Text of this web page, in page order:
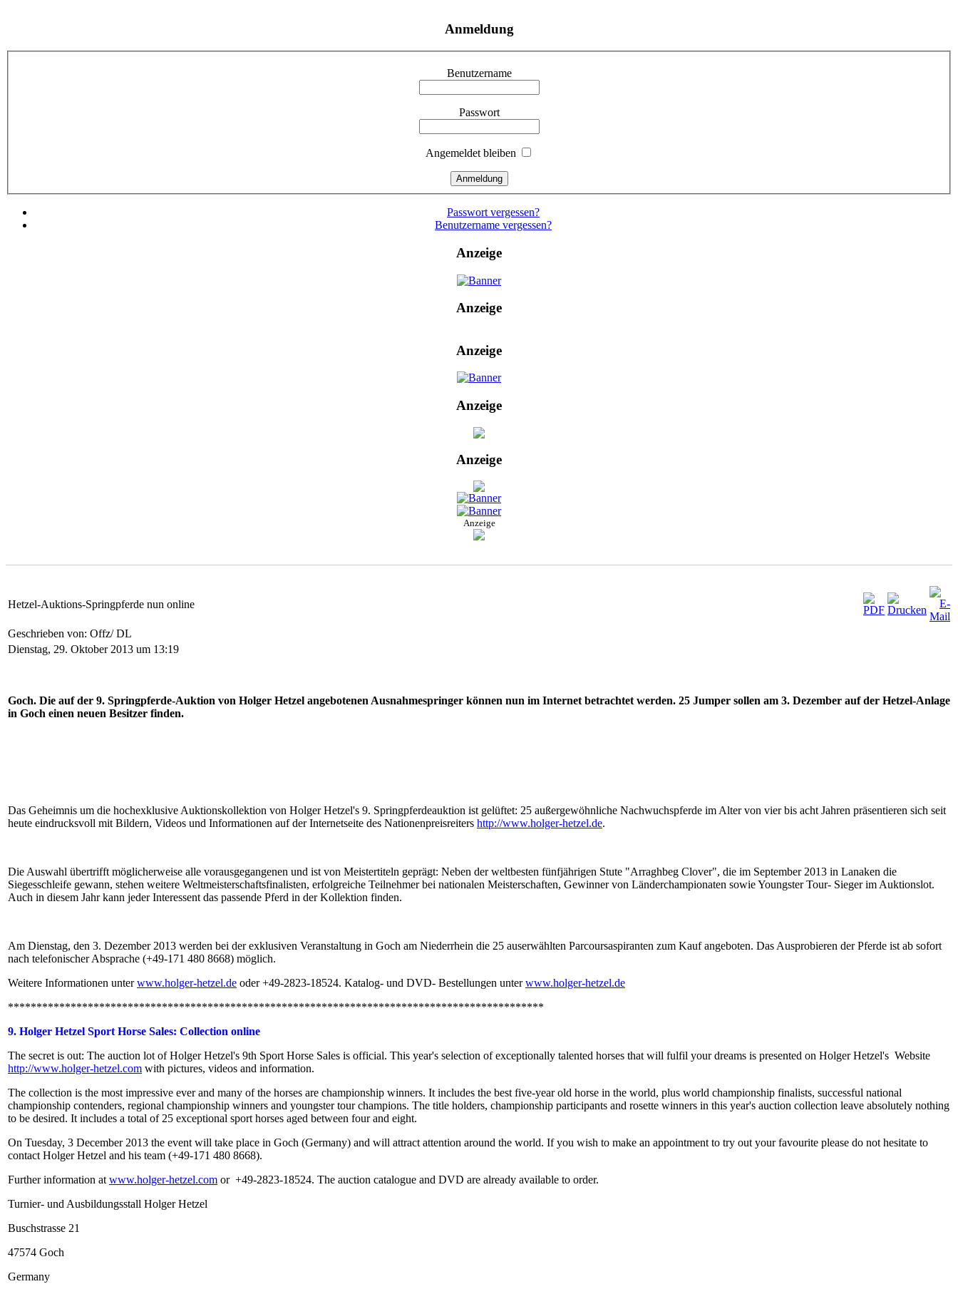
Anmeldung
Benutzername
Passwort
Angemeldet bleiben
Passwort vergessen?
Benutzername vergessen?
Anzeige
Anzeige
Anzeige
Anzeige
Anzeige
Anzeige
Hetzel-Auktions-Springpferde nun online
Geschrieben von: Offz/ DL
Dienstag, 29. Oktober 2013 um 13:19
Goch. Die auf der 9. Springpferde-Auktion von Holger Hetzel angebotenen Ausnahmespringer können nun im Internet betrachtet werden. 25 Jumper sollen am 3. Dezember auf der Hetzel-Anlage
in Goch einen neuen Besitzer finden.
Das Geheimnis um die hochexklusive Auktionskollektion von Holger Hetzel's 9. Springpferdeauktion ist gelüftet: 25 außergewöhnliche Nachwuchspferde im Alter von vier bis acht Jahren präsentieren sich seit
heute eindrucksvoll mit Bildern, Videos und Informationen auf der Internetseite des Nationenpreisreiters http://www.holger-hetzel.de.
Die Auswahl übertrifft möglicherweise alle vorausgegangenen und ist von Meistertiteln geprägt: Neben der weltbesten fünfjährigen Stute "Arraghbeg Clover", die im September 2013 in Lanaken die
Siegesschleife gewann, stehen weitere Weltmeisterschaftsfinalisten, erfolgreiche Teilnehmer bei nationalen Meisterschaften, Gewinner von Länderchampionaten sowie Youngster Tour- Sieger im Auktionslot.
Auch in diesem Jahr kann jeder Interessent das passende Pferd in der Kollektion finden.
Am Dienstag, den 3. Dezember 2013 werden bei der exklusiven Veranstaltung in Goch am Niederrhein die 25 auserwählten Parcoursaspiranten zum Kauf angeboten. Das Ausprobieren der Pferde ist ab sofort
nach telefonischer Absprache (+49-171 480 8668) möglich.
Weitere Informationen unterwww.holger-hetzel.de oder +49-2823-18524. Katalog- und DVD- Bestellungen unterwww.holger-hetzel.de
**********************************************************************************************
9. Holger Hetzel Sport Horse Sales: Collection online
The secret is out: The auction lot of Holger Hetzel's 9th Sport Horse Sales is official. This year's selection of exceptionally talented horses that will fulfil your dreams is presented on Holger Hetzel's Website
http://www.holger-hetzel.com with pictures, videos and information.
The collection is the most impressive ever and many of the horses are championship winners. It includes the best five-year old horse in the world, plus world championship finalists, successful national
championship contenders, regional championship winners and youngster tour champions. The title holders, championship participants and rosette winners in this year's auction collection leave absolutely nothing
to be desired. It includes a total of 25 exceptional sport horses aged between four and eight.
On Tuesday, 3 December 2013 the event will take place in Goch (Germany) and will attract attention around the world. If you wish to make an appointment to try out your favourite please do not hesitate to
contact Holger Hetzel and his team (+49-171 480 8668).
Further information at www.holger-hetzel.com or +49-2823-18524. The auction catalogue and DVD are already available to order.
Turnier- und Ausbildungsstall Holger Hetzel
Buschstrasse 21
47574 Goch
Germany